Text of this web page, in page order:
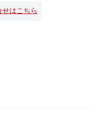
せはこちら